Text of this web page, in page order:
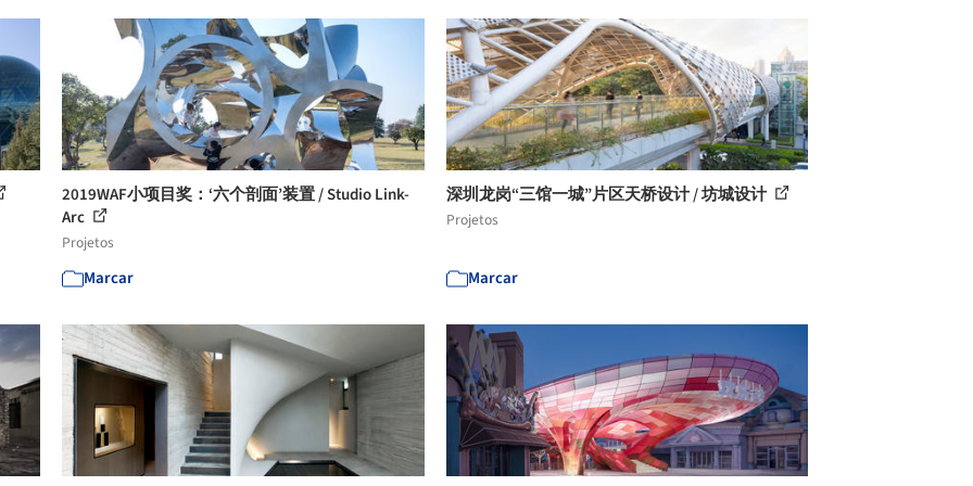
2019WAF小项目奖：‘六个剖面’装置 / Studio Link-
Arc
Projetos
Marcar
深圳龙岗“三馆一城”片区天桥设计 / 坊城设计
Projetos
Marcar